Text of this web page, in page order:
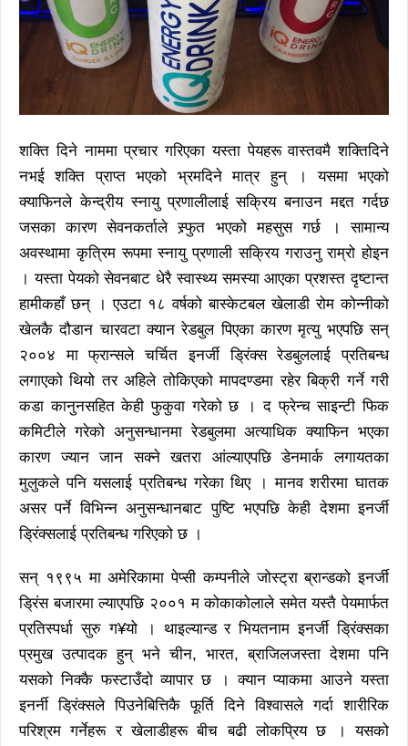
शक्ति दिने नाममा प्रचार गरिएका यस्ता पेयहरू वास्तवमै शक्तिदिने
नभई शक्ति प्राप्त भएको भ्रमदिने मात्र हुन् । यसमा भएको
क्याफिनले केन्द्रीय स्नायु प्रणालीलाई सक्रिय बनाउन मद्दत गर्दछ
जसका कारण सेवनकर्ताले स्र्फुत भएको महसुस गर्छ । सामान्य
अवस्थामा कृत्रिम रूपमा स्नायु प्रणाली सक्रिय गराउनु राम्रो होइन
। यस्ता पेयको सेवनबाट धेरै स्वास्थ्य समस्या आएका प्रशस्त दृष्टान्त
हामीकहाँ छन् । एउटा १८ वर्षको बास्केटबल खेलाडी रोम कोन्नीको
खेलकै दौडान चारवटा क्यान रेडबुल पिएका कारण मृत्यु भएपछि सन्
२००४ मा फ्रान्सले चर्चित इनर्जी ड्रिंक्स रेडबुललाई प्रतिबन्ध
लगाएको थियो तर अहिले तोकिएको मापदण्डमा रहेर बिक्री गर्ने गरी
कडा कानुनसहित केही फुकुवा गरेको छ । द फ्रेन्च साइन्टी फिक
कमिटीले गरेको अनुसन्धानमा रेडबुलमा अत्याधिक क्याफिन भएका
कारण ज्यान जान सक्ने खतरा आंल्याएपछि डेनमार्क लगायतका
मुलुकले पनि यसलाई प्रतिबन्ध गरेका थिए । मानव शरीरमा घातक
असर पर्ने विभिन्न अनुसन्धानबाट पुष्टि भएपछि केही देशमा इनर्जी
ड्रिंक्सलाई प्रतिबन्ध गरिएको छ ।
सन् १९९५ मा अमेरिकामा पेप्सी कम्पनीले जोस्ट्रा ब्रान्डको इनर्जी
ड्रिंस बजारमा ल्याएपछि २००१ म कोकाकोलाले समेत यस्तै पेयमार्फत
प्रतिस्पर्धा सुरु ग¥यो । थाइल्यान्ड र भियतनाम इनर्जी ड्रिंक्सका
प्रमुख उत्पादक हुन् भने चीन, भारत, ब्राजिलजस्ता देशमा पनि
यसको निक्कै फस्टाउँदो व्यापार छ । क्यान प्याकमा आउने यस्ता
इनर्नी ड्रिंक्सले पिउनेबित्तिकै फूर्ति दिने विश्वासले गर्दा शारीरिक
परिश्रम गर्नेहरू र खेलाडीहरू बीच बढी लोकप्रिय छ । यसको